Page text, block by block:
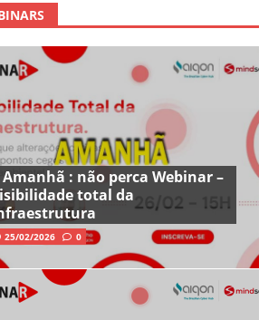
Amanhã : não perca Webinar –
total da
25/02/2026 0